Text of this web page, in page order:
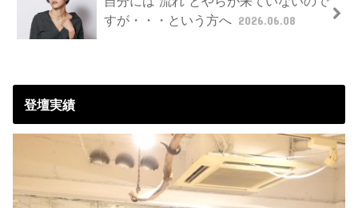
すが・・・という方へ 2026.06.08
登壇実績